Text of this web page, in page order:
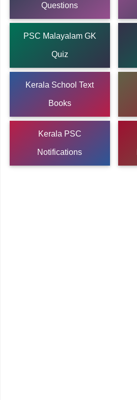
Questions
PSC Malayalam GK
Quiz
Kerala School Text
Books
Kerala PSC
Notifications